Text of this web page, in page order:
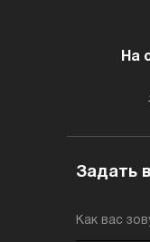
Как вас
На
Задать